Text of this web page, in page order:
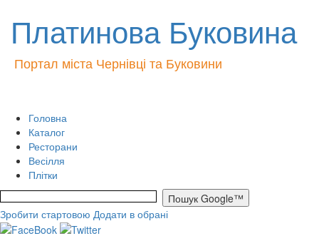
Платинова Буковина
Портал міста Чернівці та Буковини
Головна
Каталог
Ресторани
Весілля
Плітки
Зробити стартовою Додати в обрані